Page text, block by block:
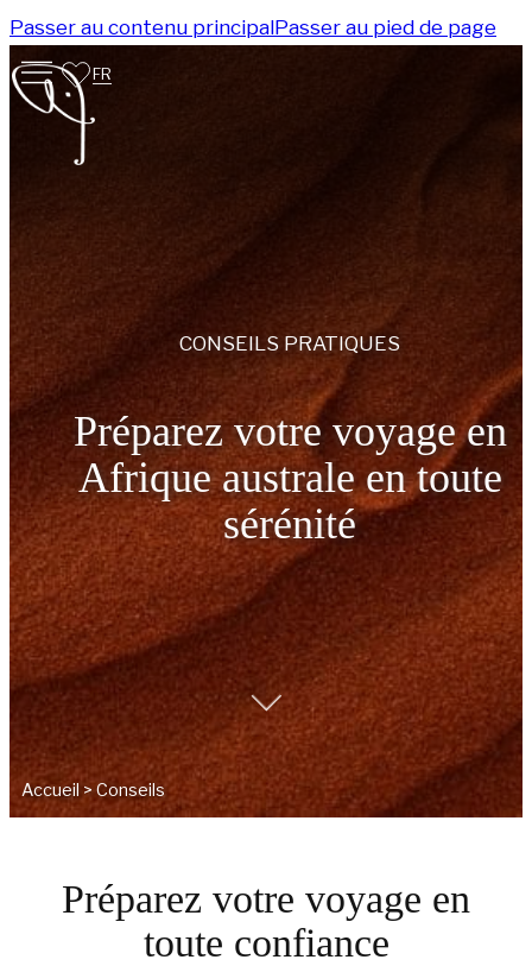
Passer au contenu principalPasser au pied de page
FR
CONSEILS PRATIQUES
Préparez votre voyage en
Afrique australe en toute
sérénité
Accueil > Conseils
Préparez votre voyage en
toute confiance